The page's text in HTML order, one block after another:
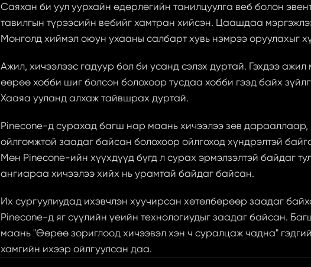
Саяхан би уул уурхайн өдөрлөгийн танилцуулга веб болон
тавилгын түрээсийн вебийг хамтран хийсэн. Цаашдаа
Монголд хиймэл оюун ухааны салбарт хувь нэмрээ оруулахыг
Ажил, хичээлээс гадуур бол би усанд сэлэх дуртай. Гэхдээ ажил
өөрөө хобби шиг болсон болохоор тусдаа хобби гээд байх
Хааяа ууланд алхаж тайвшрах дуртай.
Pinecone-д сурахад багш нар маань хичээлээ зөв дарааллаар,
ойлгомжтой заадаг байсан болохоор ойлгоход хүндрэлтэй
Мөн Pinecone-ийн хүүхдүүд бүгд л сурах эрмэлзэлтэй байдаг
ангиараа хичээлээ хийх нь урамтай байдаг байсан.
Их сургуулиудад ихэвчлэн хуучирсан хөтөлбөрөөр заадаг
Pinecone-д яг сүүлийн үеийн технологиудыг заадаг байсан.
маань "Өөрөө зориглоод хичээвэл хэн ч суралцаж чадна"
хамгийн ихээр ойлгуулсан даа.